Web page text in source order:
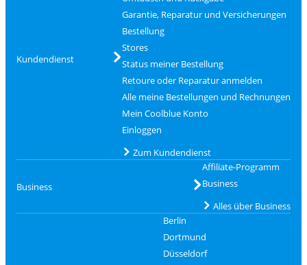
Kundendienst
Garantie, Reparatur und Versicherungen
Bestellung
Stores
Status meiner Bestellung
Retoure oder Reparatur anmelden
Alle meine Bestellungen und Rechnungen
Mein Coolblue Konto
Einloggen
Zum Kundendienst
Business
Affiliate-Programm
Business
Alles über Business
Berlin
Dortmund
Düsseldorf